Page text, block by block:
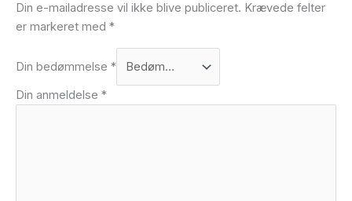
Din e-mailadresse vil ikke blive publiceret. Krævede felter
er markeret med *
Din bedømmelse *
Din anmeldelse *